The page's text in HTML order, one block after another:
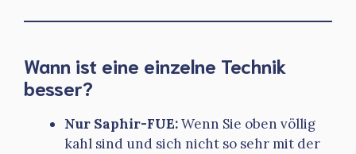
Wann ist eine einzelne Technik
besser?
Nur Saphir-FUE:Wenn Sie oben völlig
kahl sind und sich nicht so sehr mit der